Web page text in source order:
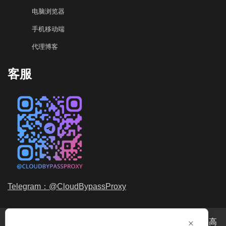
电脑浏览器
手机移动端
代理博客
客服
Telegram：@CloudBypassProxy
代理服务提供商，我们提供高
×